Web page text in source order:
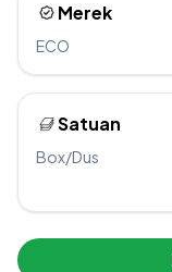
Merek
ECO
Satuan
Box/Dus